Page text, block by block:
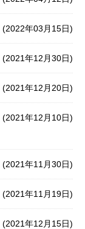
(2022年03月15日)
(2021年12月30日)
(2021年12月20日)
(2021年12月10日)
(2021年11月30日)
(2021年11月19日)
(2021年12月15日)